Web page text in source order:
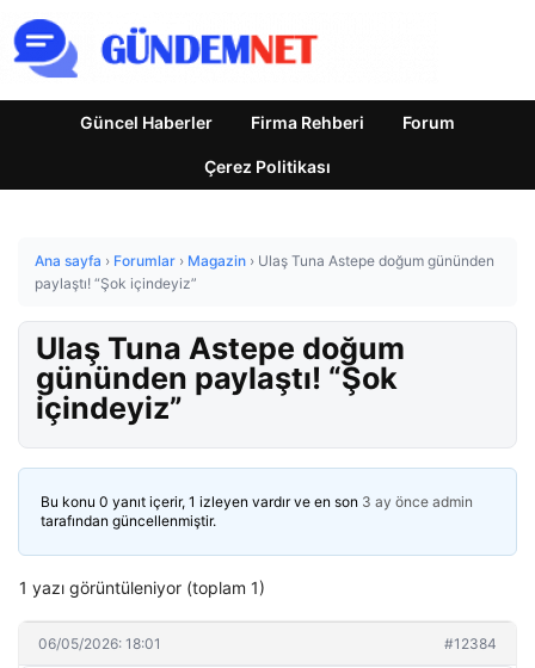
Güncel Haberler Firma Rehberi Forum
Çerez Politikası
Ana sayfa › Forumlar › Magazin › Ulaş Tuna Astepe doğum gününden
paylaştı! “Şok içindeyiz”
Ulaş Tuna Astepe doğum
gününden paylaştı! “Şok
içindeyiz”
Bu konu 0 yanıt içerir, 1 izleyen vardır ve en son 3 ay önce admin
tarafından güncellenmiştir.
1 yazı görüntüleniyor (toplam 1)
06/05/2026: 18:01 #12384